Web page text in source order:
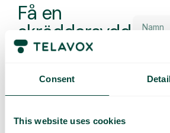
Consent
This website uses cookies
Få en
skräddarsydd
demo och
offert
Genomgång av våra
tjänster
företag